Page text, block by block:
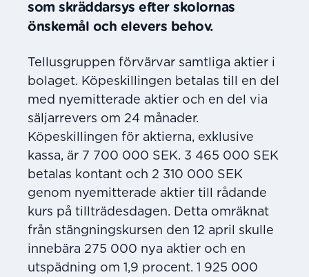
som skräddarsys efter skolornas
önskemål och elevers behov.
Tellusgruppen förvärvar samtliga aktier i
bolaget. Köpeskillingen betalas till en del
med nyemitterade aktier och en del via
säljarrevers om 24 månader.
Köpeskillingen för aktierna, exklusive
kassa, är 7 700 000 SEK. 3 465 000 SEK
betalas kontant och 2 310 000 SEK
genom nyemitterade aktier till rådande
kurs på tillträdesdagen. Detta omräknat
från stängningskursen den 12 april skulle
innebära 275 000 nya aktier och en
utspädning om 1,9 procent. 1 925 000